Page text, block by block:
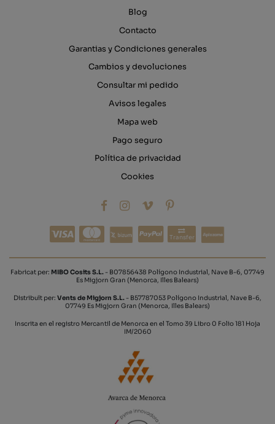
Blog
Contacto
Garantias y Condiciones generales
Cambios y devoluciones
Consultar mi pedido
Avisos legales
Mapa web
Pago seguro
Política de privacidad
Cookies
Transfer
Fabricat per: MIBO Cosits S.L. - B07856438 Polígono Industrial, Nave B-6, 07749
Es Migjorn Gran (Menorca, Illes Balears)
Distribuït per: Vents de Migjorn S.L. - B57787053 Polígono Industrial, Nave B-6,
07749 Es Migjorn Gran (Menorca, Illes Balears)
Inscrita en el registro Mercantil de Menorca en el Tomo 39 Libro 0 Folio 181 Hoja
IM/2060